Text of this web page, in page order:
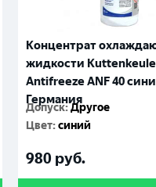
Концентрат
жидкости
Antifreeze ANF 40
Германия
Допуск:Другое
Цвет:синий
980 руб.